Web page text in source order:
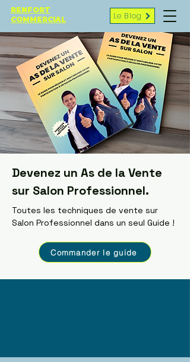
RENFORT
COMMERCIAL
Le Blog
Devenez un As de la Vente
sur Salon Professionnel.
Toutes les techniques de vente sur
Salon Professionnel dans un seul Guide !
Commander le guide